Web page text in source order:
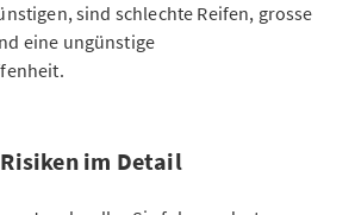
sind schlechte Reifen, grosse
eine ungünstige
im Detail